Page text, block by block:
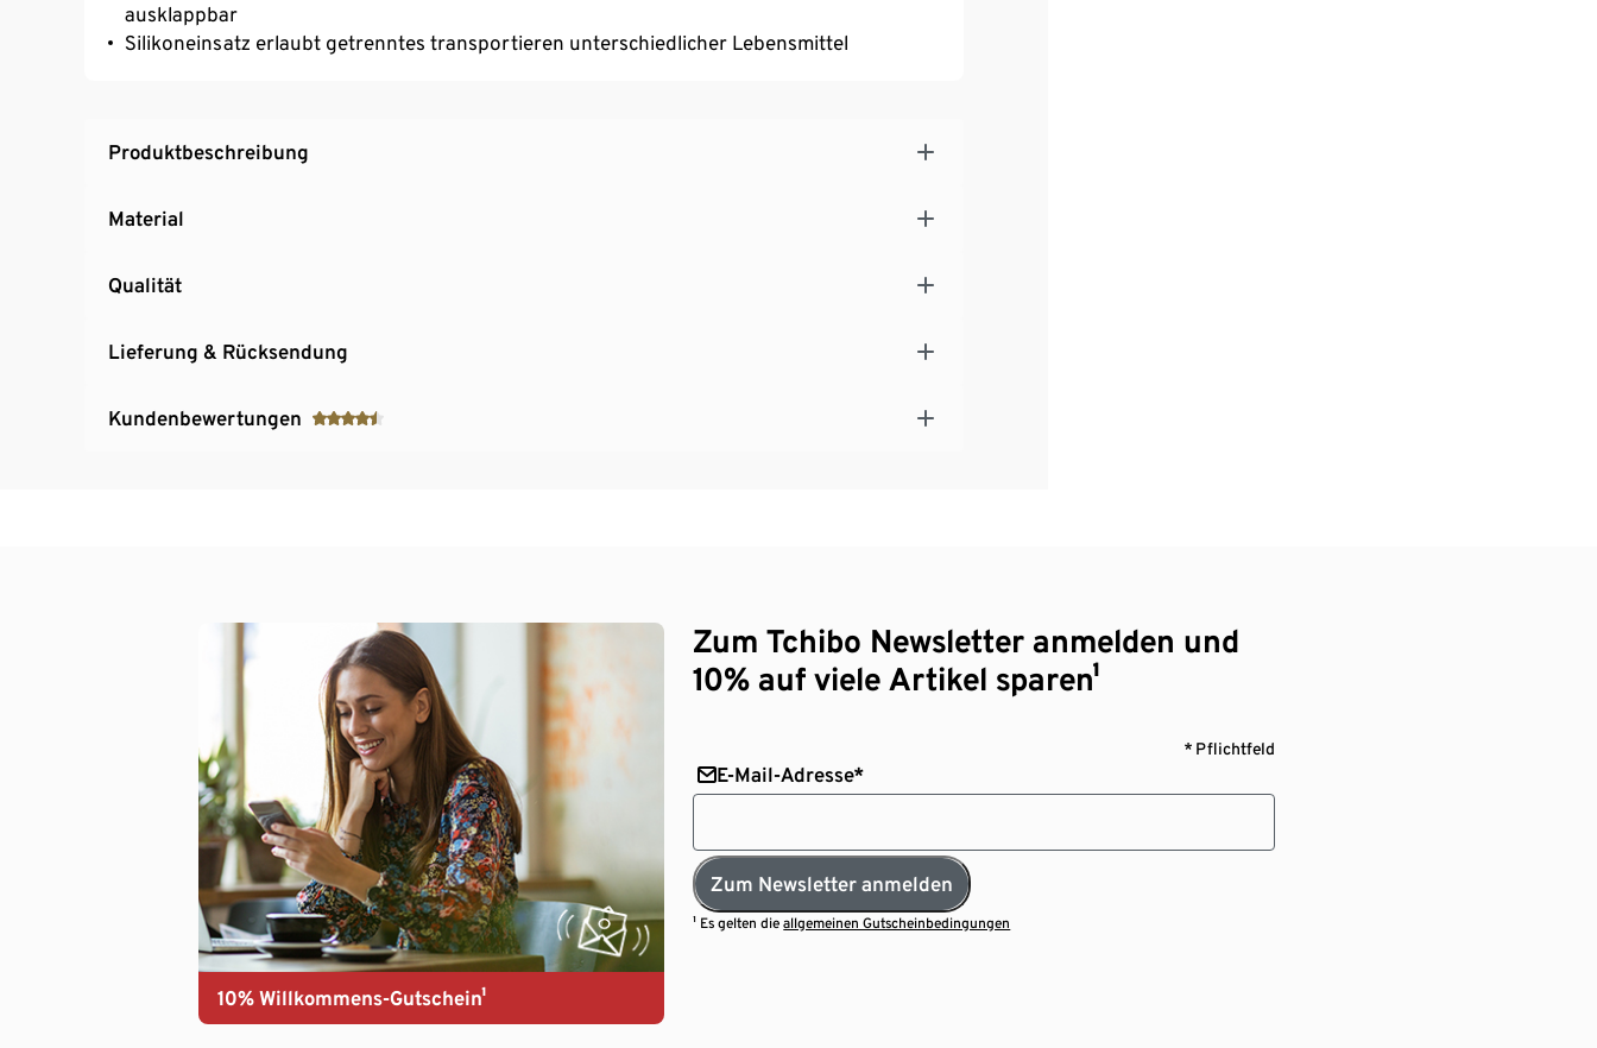
ausklappbar
Silikoneinsatz erlaubt getrenntes transportieren unterschiedlicher Lebensmittel
Produktbeschreibung
Material
Qualität
Lieferung & Rücksendung
Kundenbewertungen
10% Willkommens-Gutschein¹
Zum Tchibo Newsletter anmelden und
10% auf viele Artikel sparen¹
* Pflichtfeld
E-Mail-Adresse*
Zum Newsletter anmelden
¹ Es gelten dieallgemeinen Gutscheinbedingungen